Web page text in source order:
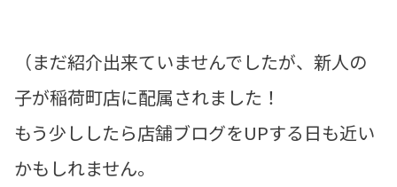
（まだ紹介出来ていませんでしたが、新人の
子が稲荷町店に配属されました！
もう少ししたら店舗ブログをUPする日も近い
かもしれません。